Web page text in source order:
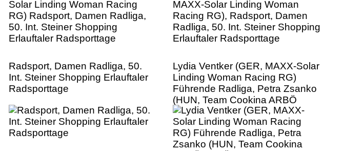
Radsport, Damen Radliga, 50.
Int. Steiner Shopping Erlauftaler
Radsporttage
Lydia Ventker (GER, MAXX-Solar
Linding Woman Racing RG)
Führende Radliga, Petra Zsanko
(HUN, Team Cookina ARBÖ
ASKÖ Graz RLM Stmk)
Radsport, Damen Radliga, 50.
Int. Steiner Shopping Erlauftaler
Radsporttage